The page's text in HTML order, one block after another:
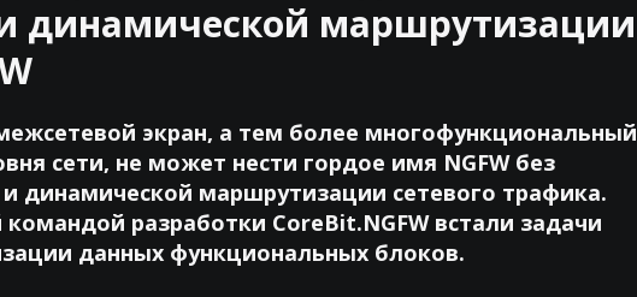
динамической маршрутизации
экран, а тем более многофункциональный
сети, не может нести гордое имя NGFW без
динамической маршрутизации сетевого трафика.
разработки CoreBit.NGFW встали задачи
данных функциональных блоков.